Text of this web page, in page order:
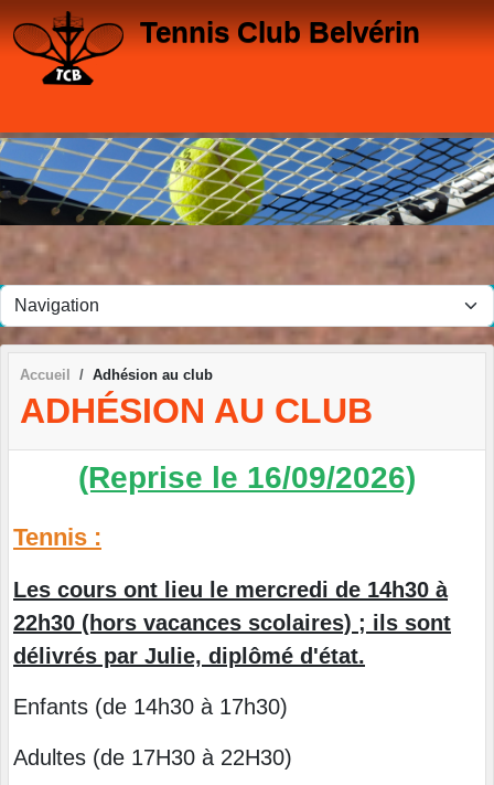
Tennis Club Belvérin
Accueil Adhésion au club
ADHÉSION AU CLUB
(Reprise le 16/09/2026)
Tennis :
Les cours ont lieu le mercredi de 14h30 à
22h30 (hors vacances scolaires) ; ils sont
délivrés par Julie, diplômé d'état.
Enfants (de 14h30 à 17h30)
Adultes (de 17H30 à 22H30)
Panneau de gestion des cookies